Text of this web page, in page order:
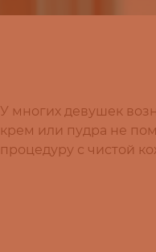
У многих девушек
крем или пудра не
процедуру с чистой